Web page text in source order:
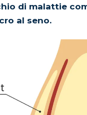
di malattie
al seno.